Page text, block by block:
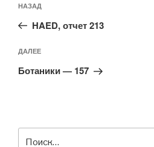
по
записям
Предыдущая
запись:
НАЗАД
HAED, отчет 213
Следующая
запись
ДАЛЕЕ
Ботаники — 157